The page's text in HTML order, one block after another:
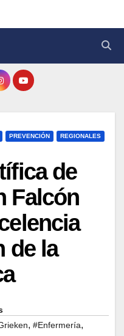
PREVENCIÓN
REGIONALES
de
Falcón
de la
, #Enfermería,